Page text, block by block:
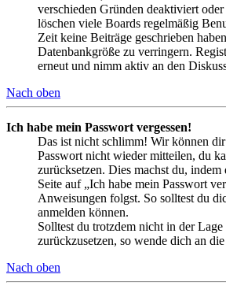
verschieden Gründen deaktiviert
löschen viele Boards regelmäßig
Zeit keine Beiträge geschrieben
Datenbankgröße zu verringern.
erneut und nimm aktiv an den
Nach oben
Ich habe mein Passwort vergessen!
Das ist nicht schlimm! Wir können
Passwort nicht wieder mitteilen, du
zurücksetzen. Dies machst du,
Seite auf „Ich habe mein Passwort
Anweisungen folgst. So solltest du
anmelden können.
Solltest du trotzdem nicht in der
zurückzusetzen, so wende dich an
Nach oben